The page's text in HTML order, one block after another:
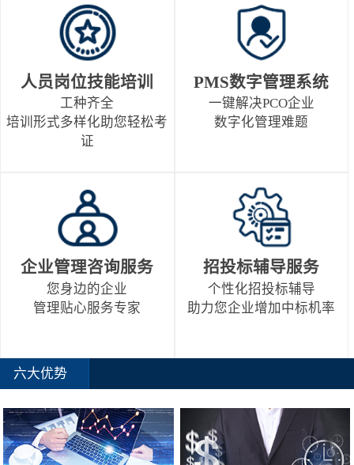
人员岗位技能培训
工种齐全
培训形式多样化助您轻松考
证
PMS数字管理系统
一键解决PCO企业
数字化管理难题
企业管理咨询服务
您身边的企业
管理贴心服务专家
招投标辅导服务
个性化招投标辅导
助力您企业增加中标机率
六大优势